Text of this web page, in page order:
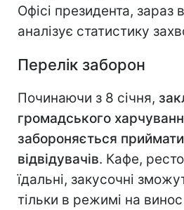
Офісі президента, зараз
аналізує статистику
Перелік заборон
Починаючи з 8 січня,
громадського
забороняється приймати
відвідувачів. Кафе,
їдальні, закусочні
тільки в режимі на